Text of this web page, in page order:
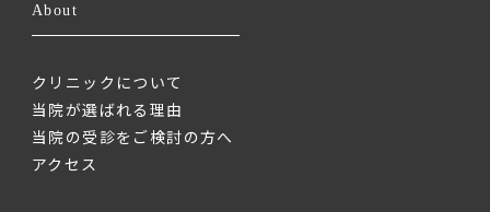
About
クリニックについて
当院が選ばれる理由
当院の受診をご検討の方へ
アクセス